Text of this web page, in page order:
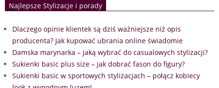
Najlepsze Stylizacje i porady
Dlaczego opinie klientek są dziś ważniejsze niż opis
producenta? Jak kupować ubrania online świadomie
Damska marynarka – jaką wybrać do casualowych stylizacji?
Sukienki basic plus size – jak dobrać fason do figury?
Sukienki basic w sportowych stylizacjach – połącz kobiecy